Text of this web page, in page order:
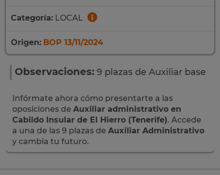
Categoría: LOCAL
Origen: BOP 13/11/2024
Observaciones: 9 plazas de Auxiliar base
Infórmate ahora cómo presentarte a las
oposiciones de Auxiliar administrativo en
Cabildo Insular de El Hierro (Tenerife). Accede
a una de las 9 plazas de Auxiliar Administrativo
y cambia tu futuro.